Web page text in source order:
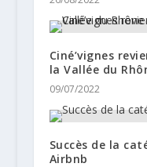
Ciné’vignes
la Vallée du
09/07/2022
Succès de la
Airbnb